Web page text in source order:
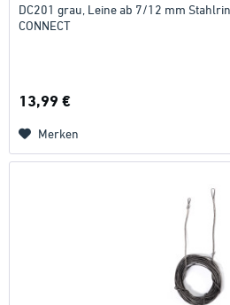
DC201 grau, Leine ab 7/12 mm
CONNECT
13,99 €
Merken